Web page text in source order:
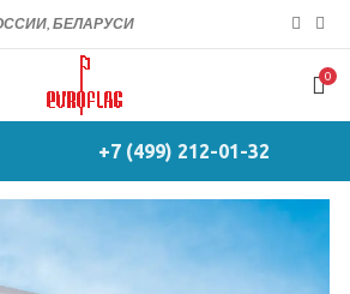
БЕЛАРУСИ
0
+7 (499) 212-01-32